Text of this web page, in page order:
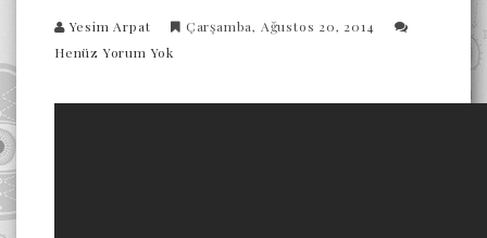
Yesim Arpat
Çarşamba, Ağustos 20, 2014
Henüz Yorum Yok